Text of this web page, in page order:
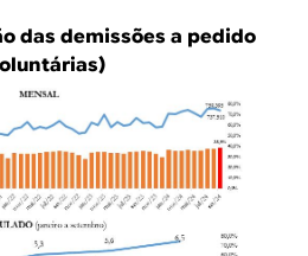
das demissões a pedido